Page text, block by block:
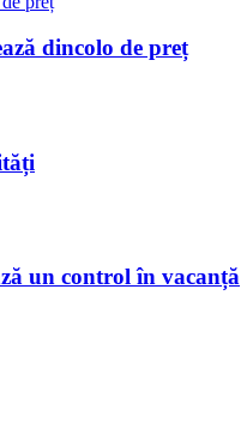
dincolo de preț
un control în vacanță